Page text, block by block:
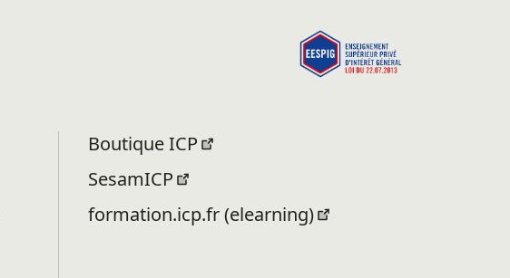
Boutique ICP
SesamICP
formation.icp.fr (elearning)